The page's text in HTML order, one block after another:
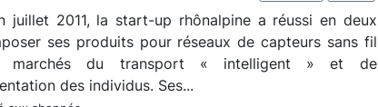
juillet 2011, la start-up rhônalpine a réussi en deux
ses produits pour réseaux de capteurs sans fil
marchés du transport « intelligent » et de
des individus. Ses...